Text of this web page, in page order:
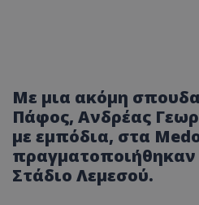
Με μια ακόμη
Πάφος, Ανδρέας
με εμπόδια, στα
πραγματοποιήθηκαν
Στάδιο Λεμεσού.